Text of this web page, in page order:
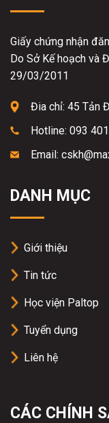
Giấy chứng nhận
Do Sở Kế hoạch và
29/03/2011
Đia chỉ: 45 Tản
Hotline: 093
Email:
DANH MỤC
Giới thiệu
Tin tức
Học viện Paltop
Tuyển dụng
Liên hệ
CÁC CHÍNH